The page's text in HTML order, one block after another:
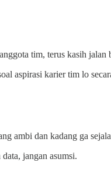
tim, terus kasih
aspirasi karier tim lo
ambi dan kadang ga
jangan asumsi.